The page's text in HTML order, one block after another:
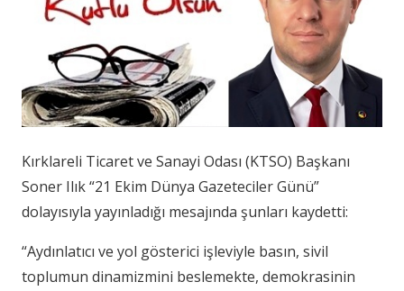
Kırklareli Ticaret ve Sanayi Odası (KTSO) Başkanı
Soner Ilık “21 Ekim Dünya Gazeteciler Günü”
dolayısıyla yayınladığı mesajında şunları kaydetti:
“Aydınlatıcı ve yol gösterici işleviyle basın, sivil
toplumun dinamizmini beslemekte, demokrasinin